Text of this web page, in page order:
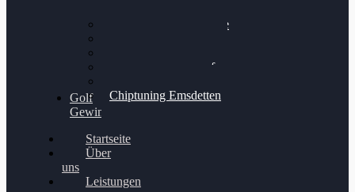
Bilgenroth Performance
Chiptuning Schüttorf
Chiptuning Emsdetten
Golf
Gewinnspiel
Startseite
Über
uns
Leistungen